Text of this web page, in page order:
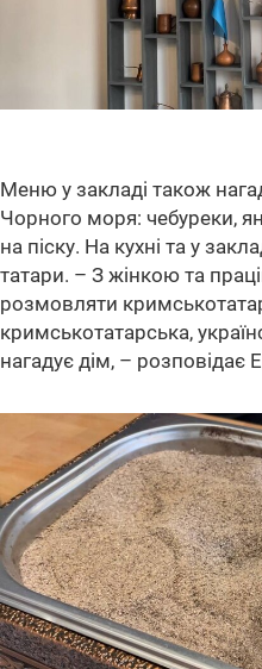
Меню у закладі також
Чорного моря: чебуреки,
на піску. На кухні та у
татари. – З жінкою та
розмовляти
кримськотатарська,
нагадує дім, – розповідає